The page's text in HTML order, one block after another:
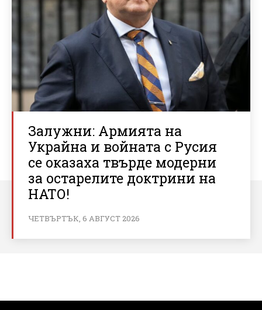
Залужни: Армията на
Украйна и войната с Русия
се оказаха твърде модерни
за остарелите доктрини на
НАТО!
ЧЕТВЪРТЪК, 6 АВГУСТ 2026